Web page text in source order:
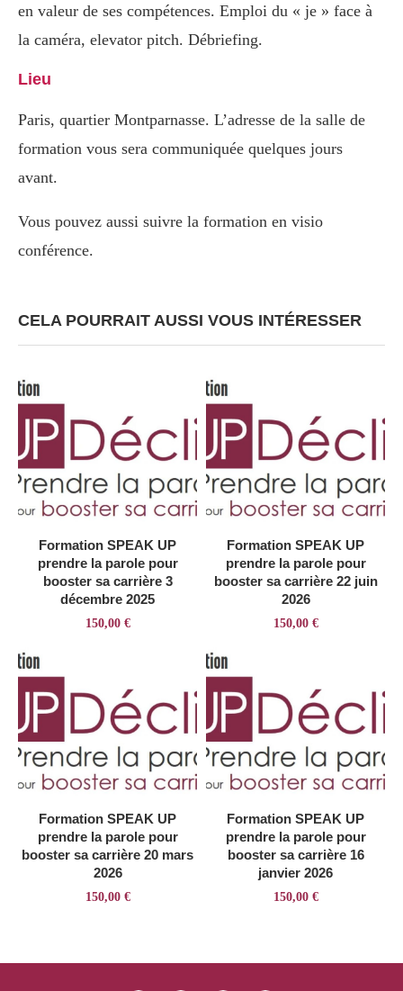
en valeur de ses compétences. Emploi du « je » face à
la caméra, elevator pitch. Débriefing.
Lieu
Paris, quartier Montparnasse. L’adresse de la salle de
formation vous sera communiquée quelques jours
avant.
Vous pouvez aussi suivre la formation en visio
conférence.
CELA POURRAIT AUSSI VOUS INTÉRESSER
Formation SPEAK UP
prendre la parole pour
booster sa carrière 3
décembre 2025
150,00 €
Formation SPEAK UP
prendre la parole pour
booster sa carrière 22 juin
2026
150,00 €
Formation SPEAK UP
prendre la parole pour
booster sa carrière 20 mars
2026
150,00 €
Formation SPEAK UP
prendre la parole pour
booster sa carrière 16
janvier 2026
150,00 €